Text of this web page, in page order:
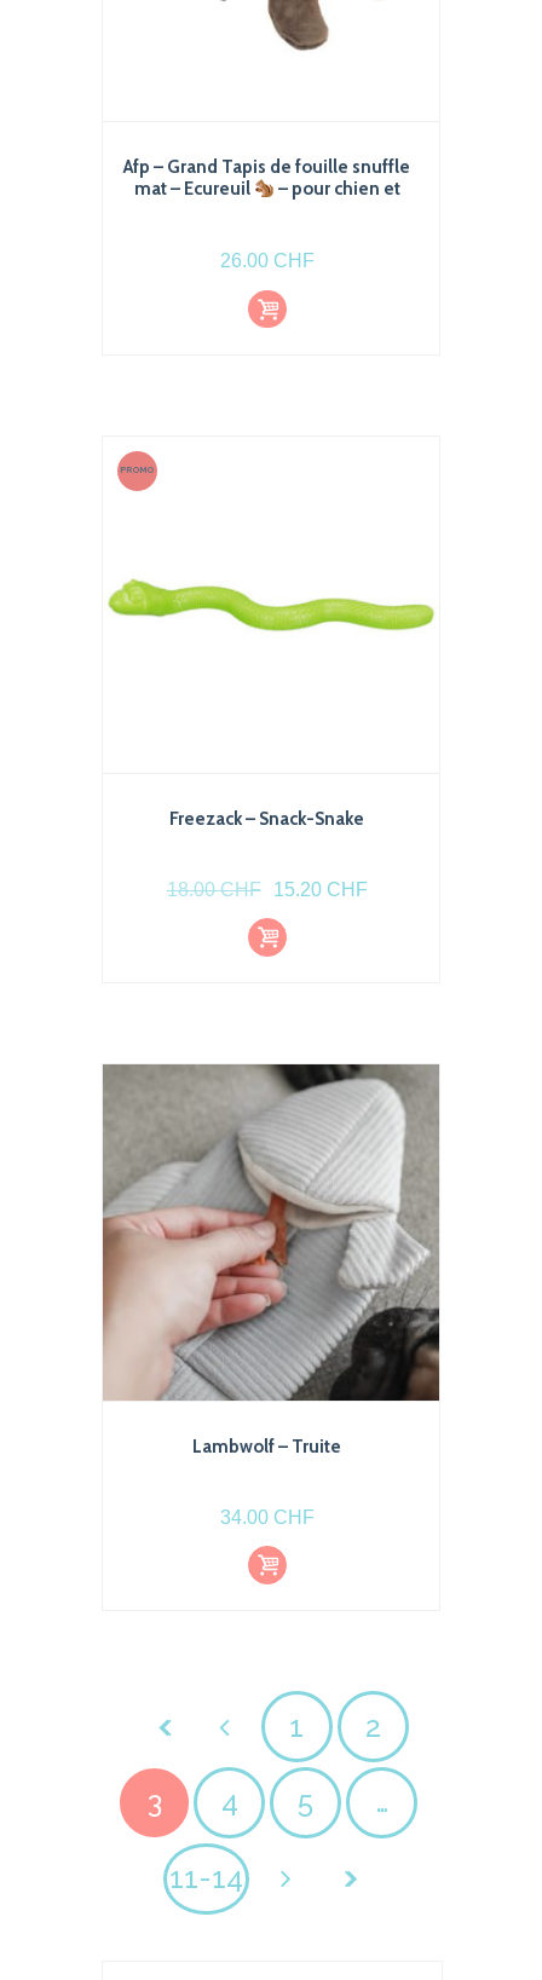
Afp – Grand Tapis de fouille snuffle
mat – Ecureuil
– pour chien et
26.00 CHF
Ajout
er au
pani
PROMO
Freezack – Snack​-​Snake
18.00CHF
Le
initial
était :
15.20 CHFLe
Ajout
er au
pani
Lambwolf – Truite
34.00 CHF
Ajout
er au
pani
1 2
3 4 5 …
11-14